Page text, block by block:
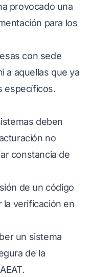
provocado una
para los
con sede
a aquellas que ya
específicos.
deben
no
constancia de
de un código
la verificación en
un sistema
de la